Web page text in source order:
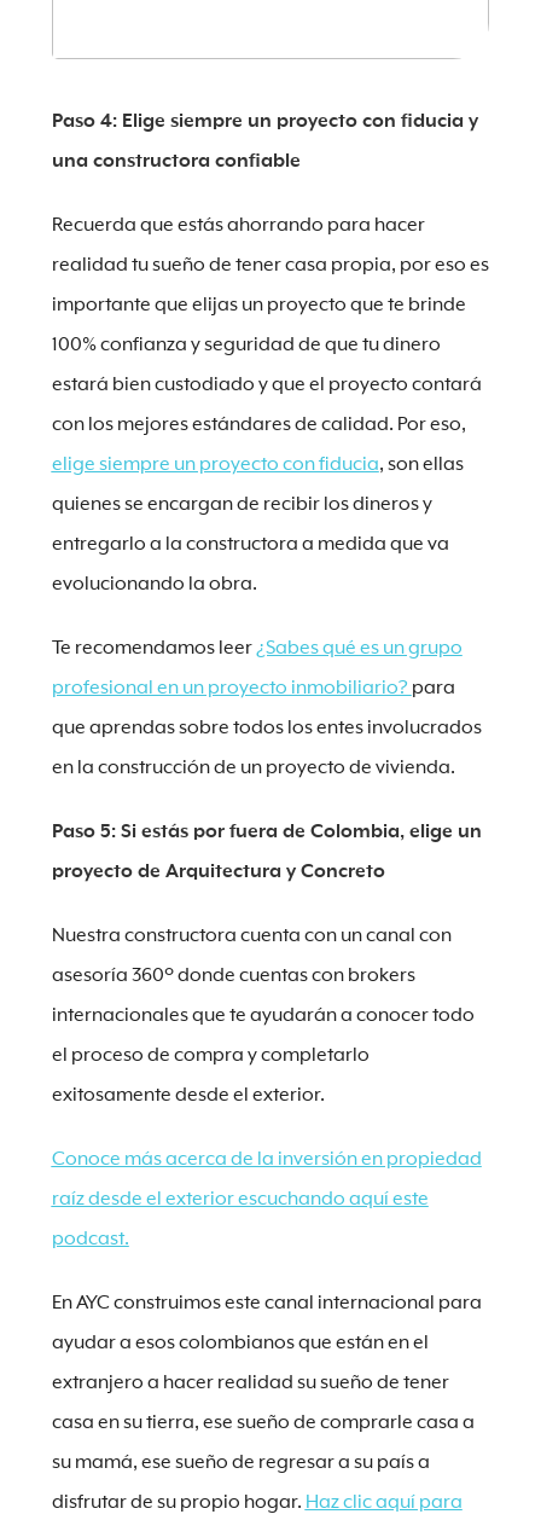
Paso 4: Elige siempre un proyecto con fiducia y
una constructora confiable
Recuerda que estás ahorrando para hacer
realidad tu sueño de tener casa propia, por eso es
importante que elijas un proyecto que te brinde
100% confianza y seguridad de que tu dinero
estará bien custodiado y que el proyecto contará
con los mejores estándares de calidad. Por eso,
elige siempre un proyecto con fiducia, son ellas
quienes se encargan de recibir los dineros y
entregarlo a la constructora a medida que va
evolucionando la obra.
Te recomendamos leer¿Sabes qué es un grupo
profesional en un proyecto inmobiliario? para
que aprendas sobre todos los entes involucrados
en la construcción de un proyecto de vivienda.
Paso 5: Si estás por fuera de Colombia, elige un
proyecto de Arquitectura y Concreto
Nuestra constructora cuenta con un canal con
asesoría 360º donde cuentas con brokers
internacionales que te ayudarán a conocer todo
el proceso de compra y completarlo
exitosamente desde el exterior.
Conoce más acerca de la inversión en propiedad
raíz desde el exterior escuchando aquí este
podcast.
En AYC construimos este canal internacional para
ayudar a esos colombianos que están en el
extranjero a hacer realidad su sueño de tener
casa en su tierra, ese sueño de comprarle casa a
su mamá, ese sueño de regresar a su país a
disfrutar de su propio hogar. Haz clic aquí para